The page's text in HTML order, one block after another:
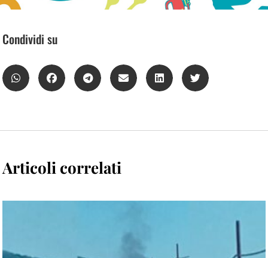
Condividi su
Articoli correlati